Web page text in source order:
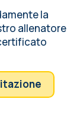
la
allenatore